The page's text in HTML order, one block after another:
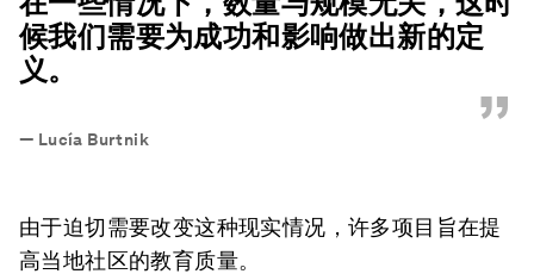
候我们需要为成功和影响做出新的定
义。
”
— Lucía Burtnik
由于迫切需要改变这种现实情况，许多项目旨在提
高当地社区的教育质量。